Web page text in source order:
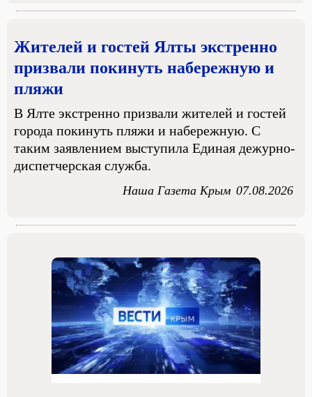
Жителей и гостей Ялты экстренно
призвали покинуть набережную и
пляжи
В Ялте экстренно призвали жителей и гостей
города покинуть пляжи и набережную. С
таким заявлением выступила Единая дежурно-
диспетчерская служба.
Наша Газета Крым 07.08.2026